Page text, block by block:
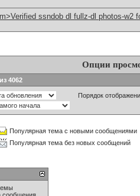
ssndob dl fullz-dl photos-w2
Опции
4062
Порядок
Популярная тема с новыми сообщениями
Популярная тема без новых сообщений